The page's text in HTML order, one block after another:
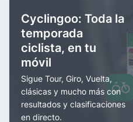
Cyclingoo: Toda la
temporada
ciclista, en tu
móvil
Sigue Tour, Giro, Vuelta,
clásicas y mucho más con
resultados y clasificaciones
en directo.